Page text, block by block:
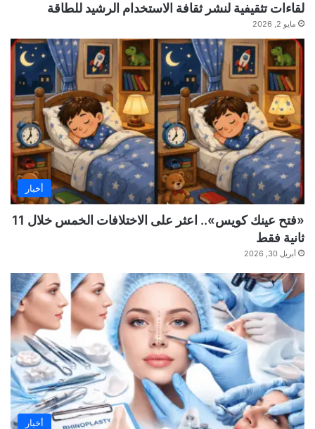
لقاءات تثقيفية لنشر ثقافة الاستخدام الرشيد للطاقة
مايو 2, 2026
أخبار
«فتح عينك كويس».. اعثر على الاختلافات الخمس خلال 11
ثانية فقط
أبريل 30, 2026
أخبار